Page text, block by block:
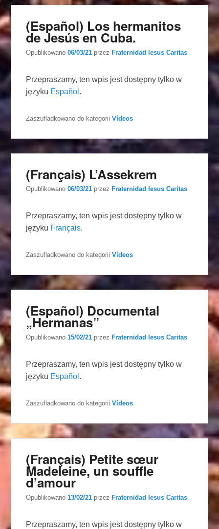
(Español) Los hermanitos
de Jesús en Cuba.
Opublikowano06/03/21 przezFraternidad Iesus Caritas
Przepraszamy, ten wpis jest dostępny tylko w
języku Español .
Zaszufladkowano do kategorii Vídeos
(Français) L’Assekrem
Opublikowano06/03/21 przez Fraternidad Iesus Caritas
Przepraszamy, ten wpis jest dostępny tylko w
języku Français.
Zaszufladkowano do kategorii Vídeos
(Español) Documental
„Hermanas”
Opublikowano15/02/21 przez Fraternidad Iesus Caritas
Przepraszamy, ten wpis jest dostępny tylko w
języku Español .
Zaszufladkowano do kategorii Vídeos
(Français) Petite sœur
Madeleine, un souffle
d’amour
Opublikowano13/02/21 przez Fraternidad Iesus Caritas
Przepraszamy, ten wpis jest dostępny tylko w